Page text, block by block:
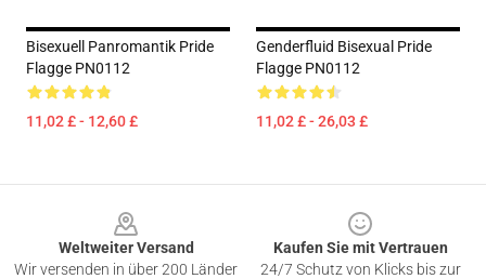
Bisexuell Panromantik Pride
Flagge PN0112
11,02 £ - 12,60 £
Genderfluid Bisexual Pride
Flagge PN0112
11,02 £ - 26,03 £
Weltweiter Versand
Wir versenden in über 200 Länder
Kaufen Sie mit Vertrauen
24/7 Schutz von Klicks bis zur